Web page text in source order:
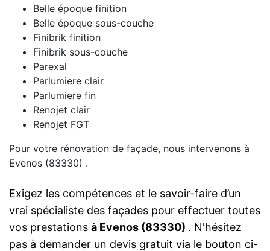
Belle époque finition
Belle époque sous-couche
Finibrik finition
Finibrik sous-couche
Parexal
Parlumiere clair
Parlumiere fin
Renojet clair
Renojet FGT
Pour votre rénovation de façade, nous intervenons à
Evenos (83330) .
Exigez les compétences et le savoir-faire d’un
vrai spécialiste des façades pour effectuer toutes
vos prestations à Evenos (83330) . N'hésitez
pas à demander un devis gratuit via le bouton ci-